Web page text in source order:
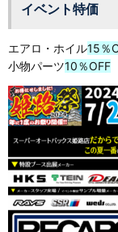
イベント特価
エアロ・ホイル15％
小物パーツ10％OFF